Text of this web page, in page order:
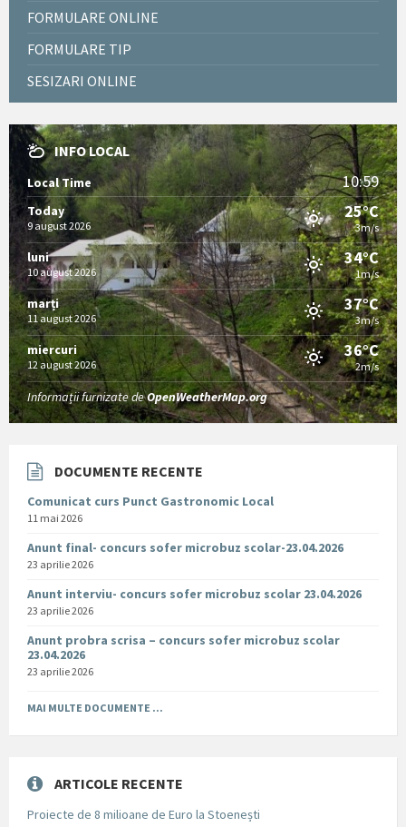
FORMULARE ONLINE
FORMULARE TIP
SESIZARI ONLINE
INFO LOCAL
Local Time 10:59
Today
9 august 2026
25°C
3m/s
luni
10 august 2026
34°C
1m/s
marți
11 august 2026
37°C
3m/s
miercuri
12 august 2026
36°C
2m/s
Informații furnizate deOpenWeatherMap.org
DOCUMENTE RECENTE
Comunicat curs Punct Gastronomic Local
11 mai 2026
Anunt final- concurs sofer microbuz scolar-23.04.2026
23 aprilie 2026
Anunt interviu- concurs sofer microbuz scolar 23.04.2026
23 aprilie 2026
Anunt probra scrisa – concurs sofer microbuz scolar
23.04.2026
23 aprilie 2026
MAI MULTE DOCUMENTE ...
ARTICOLE RECENTE
Proiecte de 8 milioane de Euro la Stoenești